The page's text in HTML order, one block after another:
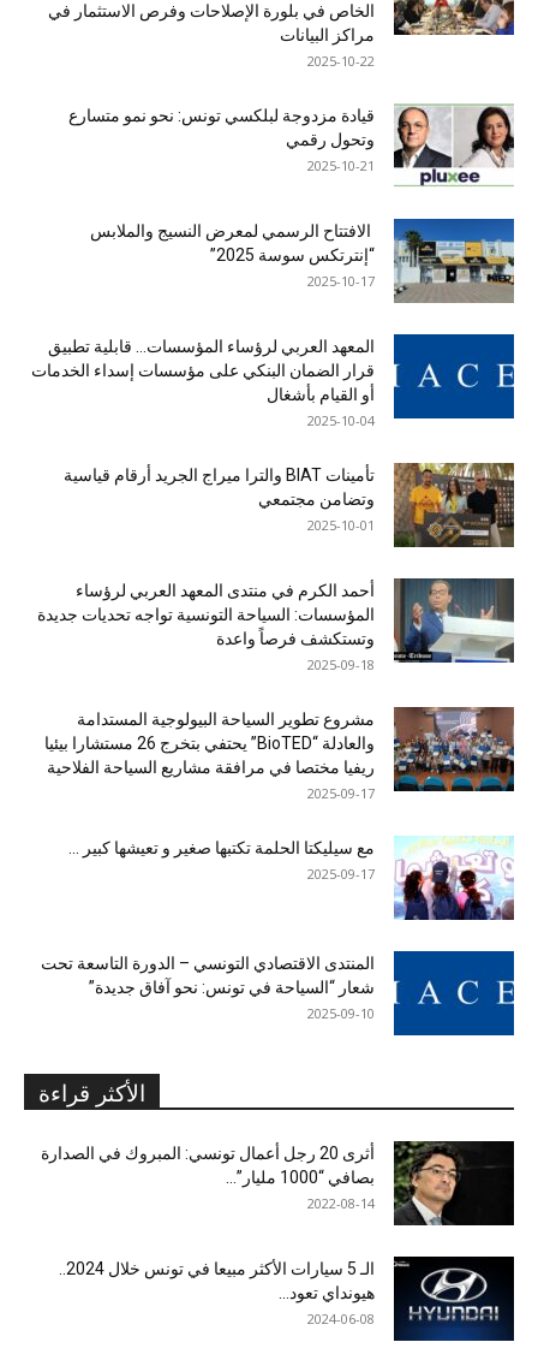
الخاص في بلورة الإصلاحات وفرص الاستثمار في
مراكز البيانات
2025-10-22
قيادة مزدوجة لبلكسي تونس: نحو نمو متسارع
وتحول رقمي
2025-10-21
الافتتاح الرسمي لمعرض النسيج والملابس
“إنترتكس سوسة 2025”
2025-10-17
المعهد العربي لرؤساء المؤسسات… قابلية تطبيق
قرار الضمان البنكي على مؤسسات إسداء الخدمات
أو القيام بأشغال
2025-10-04
تأمينات BIAT والترا ميراج الجريد أرقام قياسية
وتضامن مجتمعي
2025-10-01
أحمد الكرم في منتدى المعهد العربي لرؤساء
المؤسسات: السياحة التونسية تواجه تحديات جديدة
وتستكشف فرصاً واعدة
2025-09-18
مشروع تطوير السياحة البيولوجية المستدامة
والعادلة “BioTED” يحتفي بتخرج 26 مستشارا بيئيا
ريفيا مختصا في مرافقة مشاريع السياحة الفلاحية
2025-09-17
مع سيليكتا الحلمة تكتبها صغير و تعيشها كبير …
2025-09-17
المنتدى الاقتصادي التونسي – الدورة التاسعة تحت
شعار “السياحة في تونس: نحو آفاق جديدة”
2025-09-10
الأكثر قراءة
أثرى 20 رجل أعمال تونسي: المبروك في الصدارة
بصافي “1000 مليار”...
2022-08-14
هيونداي تعود...
2024-06-08